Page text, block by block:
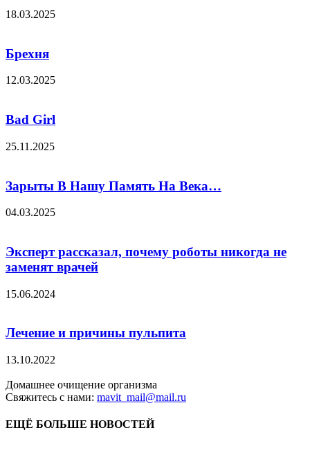
18.03.2025
Брехня
12.03.2025
Bad Girl
25.11.2025
Зарыты В Нашу Память На Века…
04.03.2025
Эксперт рассказал, почему роботы никогда не
заменят врачей
15.06.2024
Лечение и причины пульпита
13.10.2022
Домашнее очищение организма
Свяжитесь с нами: mavit_mail@mail.ru
ЕЩЁ БОЛЬШЕ НОВОСТЕЙ